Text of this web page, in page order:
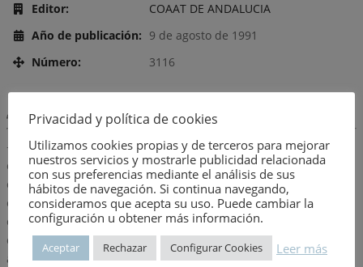
Editor:
COAAT DE ANDALUCIA
Año de publicación: 9 de agosto de 1991
Número:
3116
Descripción:
+ Iniciación a la normativa técnica sobre seguridad e higiene en
el trabajo, para obras de edificación.+ Situación de la seguridad
en la edificación.+ Los niveles deseables de seguridad e higiene
en la construcción.+ Responsabilidad civil derivada de la
construcción.+ Los delitos de peligro y la seguridad en la
construcción (responsabilidad penal).+ Responsabilidad
administrativa laboral en materia de seguridad en el trabajo.
Privacidad y política de cookies
Utilizamos cookies propias y de terceros para mejorar
nuestros servicios y mostrarle publicidad relacionada
con sus preferencias mediante el análisis de sus
hábitos de navegación. Si continua navegando,
consideramos que acepta su uso. Puede cambiar la
configuración u obtener más información.
Aceptar Rechazar Configurar Cookies Leer más